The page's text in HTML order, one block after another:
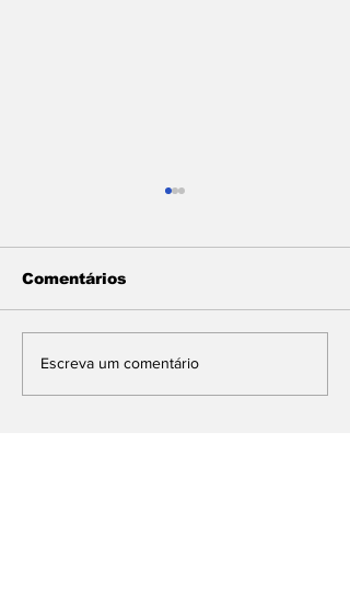
Pinhal News edição
Comentários
Escreva um comentário